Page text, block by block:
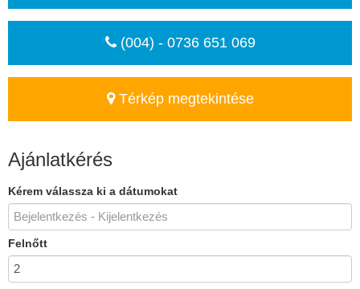
(004) - 0736 651 069
Térkép megtekintése
Ajánlatkérés
Kérem válassza ki a dátumokat
Felnőtt